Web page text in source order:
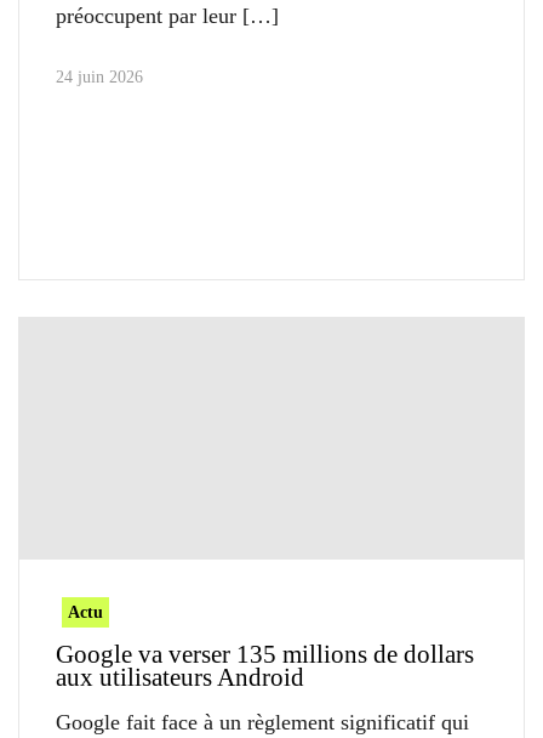
préoccupent par leur
24 juin 2026
Actu
Google va verser 135 millions de dollars
aux utilisateurs Android
Google fait face à un règlement significatif qui